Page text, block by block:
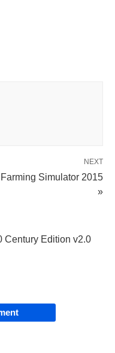
NEXT
Simulator 2015
»
Century Edition v2.0